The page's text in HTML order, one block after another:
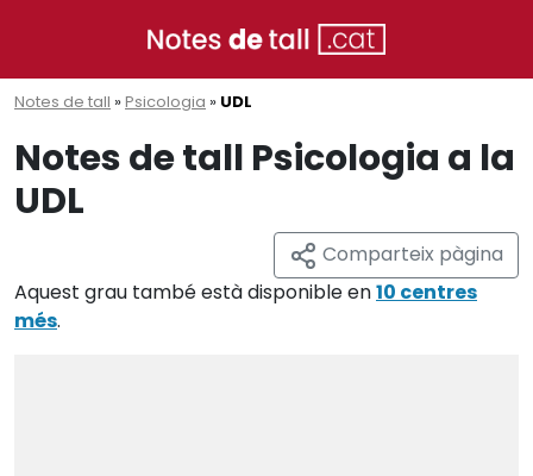
Notes de tall »Psicologia » UDL
Notes de tall Psicologia a la
UDL
Comparteix pàgina
Aquest grau també està disponible en10 centres
més.